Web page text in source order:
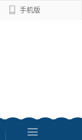
手机版